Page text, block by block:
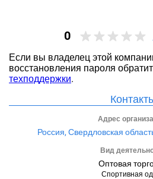
0
Если вы владелец этой
восстановления пароля
техподдержки.
Адрес
Россия, Свердловская
Вид
Оптовая
Спортивная